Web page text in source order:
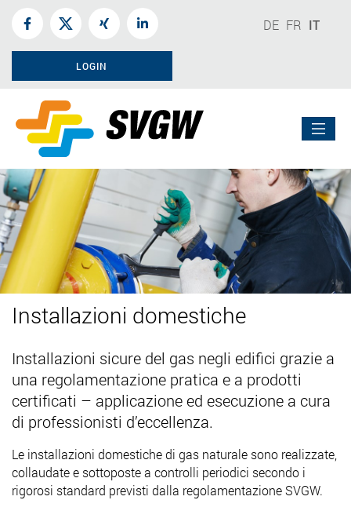
DE FR IT
LOGIN
Installazioni domestiche
Installazioni sicure del gas negli edifici grazie a
una regolamentazione pratica e a prodotti
certificati – applicazione ed esecuzione a cura
di professionisti d’eccellenza.
Le installazioni domestiche di gas naturale sono realizzate,
collaudate e sottoposte a controlli periodici secondo i
rigorosi standard previsti dalla regolamentazione SVGW.